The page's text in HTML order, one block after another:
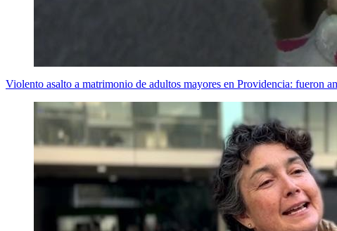
Violento asalto a matrimonio de adultos mayores en Providencia: fueron